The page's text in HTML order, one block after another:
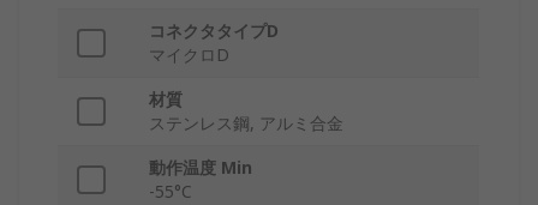
コネクタタイプD
マイクロD
材質
ステンレス鋼, アルミ合金
動作温度 Min
-55°C